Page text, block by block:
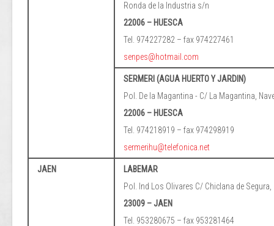
Ronda de la Industria s/n
22006 – HUESCA
Tel. 974227282 – fax 974227461
senpes@hotmail.com
SERMERI (AGUA HUERTO Y JARDIN)
Pol. De la Magantina - C/ La Magantina,
22006 – HUESCA
Tel. 974218919 – fax 974298919
sermerihu@telefonica.net
JAEN
LABEMAR
Pol. Ind Los Olivares C/ Chiclana de Segura,
23009 – JAEN
Tel. 953280675 – fax 953281464